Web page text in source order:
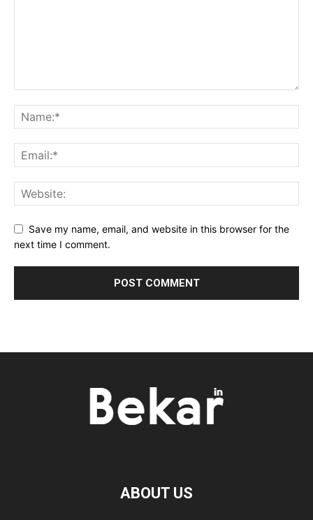
Save my name, email, and website in this browser for the
next time I comment.
ABOUT US